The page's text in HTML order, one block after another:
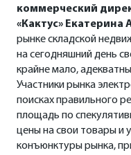
коммерческий
«Кактус» Екатерина
рынке складской
на сегодняшний день
крайне мало,
Участники рынка
поисках правильного
площадь по
цены на свои товары и
конъюнктуры рынка,